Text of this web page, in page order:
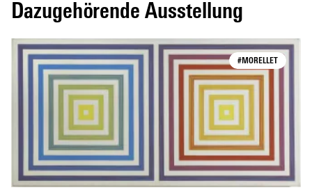
Dazugehörende Ausstellung
#MORELLET